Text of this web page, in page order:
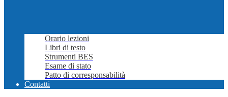
Orario lezioni
Libri di testo
Strumenti BES
Esame di stato
Patto di corresponsabilità
Contatti